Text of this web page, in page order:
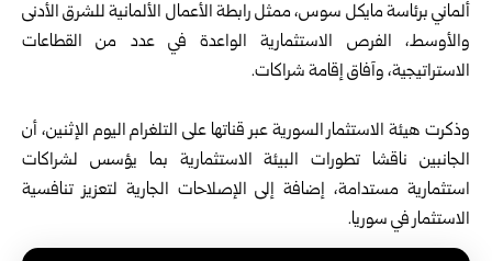
ألماني برئاسة مايكل سوس، ممثل رابطة الأعمال الألمانية للشرق الأدنى
والأوسط، الفرص الاستثمارية الواعدة في عدد من القطاعات
الاستراتيجية، وآفاق إقامة شراكات.
وذكرت هيئة الاستثمار السورية عبر قناتها على التلغرام اليوم الإثنين، أن
الجانبين ناقشا تطورات البيئة الاستثمارية بما يؤسس لشراكات
استثمارية مستدامة، إضافة إلى الإصلاحات الجارية لتعزيز تنافسية
الاستثمار فيسوريا.